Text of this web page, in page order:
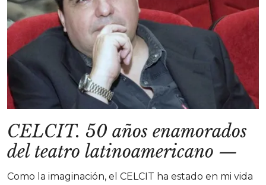
CELCIT. 50 años enamorados
del teatro latinoamericano —
Como la imaginación, el CELCIT ha estado en mi vida